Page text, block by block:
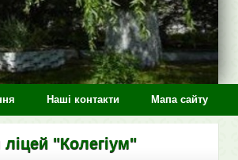
Наші контакти Мапа сайту